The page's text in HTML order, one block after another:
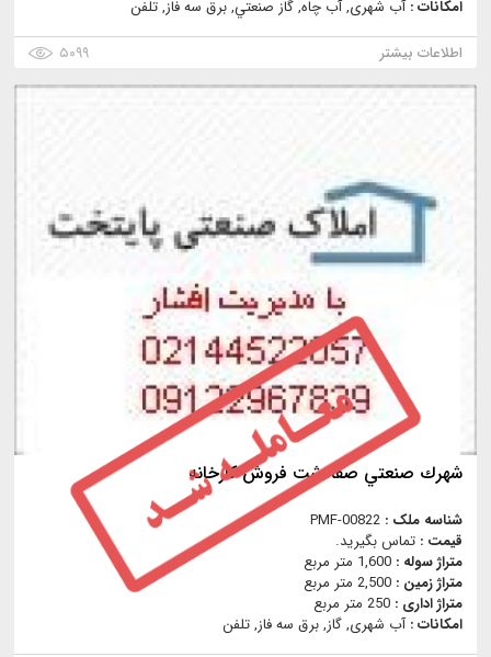
امکانات :آب شهری, آب چاه, گاز صنعتي, برق سه فاز, تلفن
اطلاعات بیشتر
۵۰۹۹
شهرك صنعتي صفادشت فروش كارخانه
شناسه ملک : PMF-00822
قیمت : تماس بگیرید.
متراژ سوله : 1,600 متر مربع
متراژ زمین : 2,500 متر مربع
متراژ اداری : 250 متر مربع
امکانات :آب شهری, گاز, برق سه فاز, تلفن